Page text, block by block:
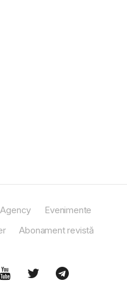
Evenimente
Abonament revistă